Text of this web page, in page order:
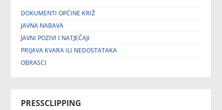
DOKUMENTI OPĆINE KRIŽ
JAVNA NABAVA
JAVNI POZIVI I NATJEČAJI
PRIJAVA KVARA ILI NEDOSTATAKA
OBRASCI
PRESSCLIPPING